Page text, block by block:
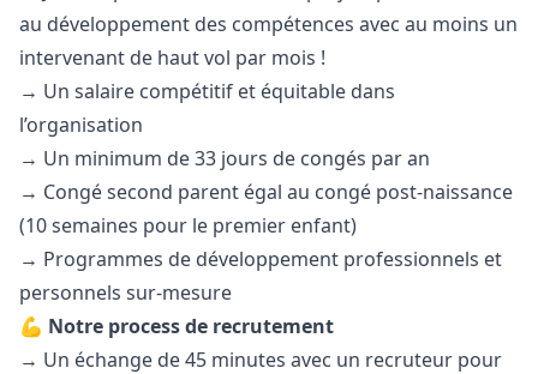
au développement des compétences avec au moins un
intervenant de haut vol par mois !
→ Un salaire compétitif et équitable dans
l’organisation
→ Un minimum de 33 jours de congés par an
→ Congé second parent égal au congé post-naissance
(10 semaines pour le premier enfant)
→ Programmes de développement professionnels et
personnels sur-mesure
💪 Notre process de recrutement
→ Un échange de 45 minutes avec un recruteur pour